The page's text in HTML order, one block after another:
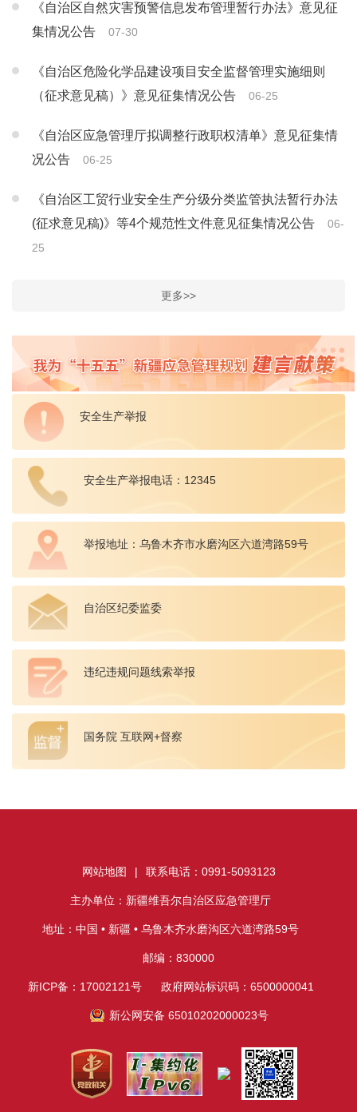
《自治区自然灾害预警信息发布管理暂行办法》意见征
集情况公告
07-30
《自治区危险化学品建设项目安全监督管理实施细则
（征求意见稿）》意见征集情况公告
06-25
《自治区应急管理厅拟调整行政职权清单》意见征集情
况公告
06-25
《自治区工贸行业安全生产分级分类监管执法暂行办法
(征求意见稿)》等4个规范性文件意见征集情况公告
06-
25
更多>>
安全生产举报
安全生产举报电话：12345
举报地址：乌鲁木齐市水磨沟区六道湾路59号
自治区纪委监委
违纪违规问题线索举报
国务院 互联网+督察
网站地图 | 联系电话：0991-5093123
主办单位：新疆维吾尔自治区应急管理厅
地址：中国 • 新疆 • 乌鲁木齐水磨沟区六道湾路59号
邮编：830000
新ICP备：17002121号 政府网站标识码：6500000041
新公网安备 65010202000023号